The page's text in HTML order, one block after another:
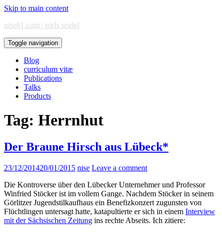
Skip to main content
nise81.com | niels seidel
Toggle navigation
Blog
curriculum vitæ
Publications
Talks
Products
Tag: Herrnhut
Der Braune Hirsch aus Lübeck*
23/12/201420/01/2015 nise Leave a comment
Die Kontroverse über den Lübecker Unternehmer und Professor
Winfried Stöcker ist im vollem Gange. Nachdem Stöcker in seinem
Görlitzer Jugendstilkaufhaus ein Benefizkonzert zugunsten von
Flüchtlingen untersagt hatte, katapultierte er sich in einem Interview
mit der Sächsischen Zeitung ins rechte Abseits. Ich zitiere: